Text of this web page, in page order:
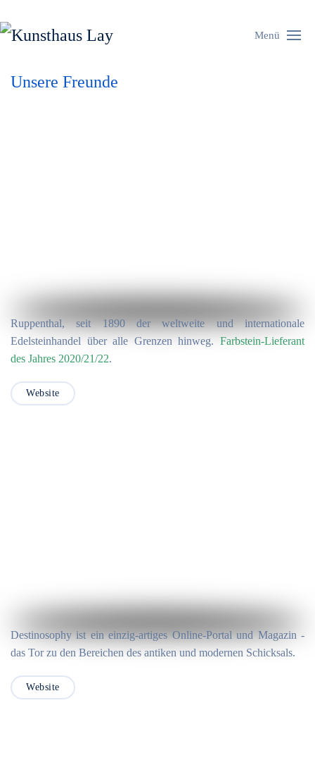
Menü
Unsere Freunde
Ruppenthal, seit 1890 der weltweite und internationale
Edelsteinhandel über alle Grenzen hinweg. Farbstein-Lieferant
des Jahres 2020/21/22.
Website
Destinosophy ist ein einzig-artiges Online-Portal und Magazin -
das Tor zu den Bereichen des antiken und modernen Schicksals.
Website